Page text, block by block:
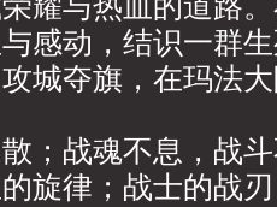
感动，结识一群
城夺旗，在玛法
；战魂不息，战
旋律；战士的战